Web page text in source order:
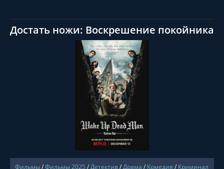
Достать ножи: Воскрешение покойника
СМОТРЕТЬ ОНЛАЙН
Фильмы/Фильмы 2025 /Детектив/Драма / Комедия / Криминал